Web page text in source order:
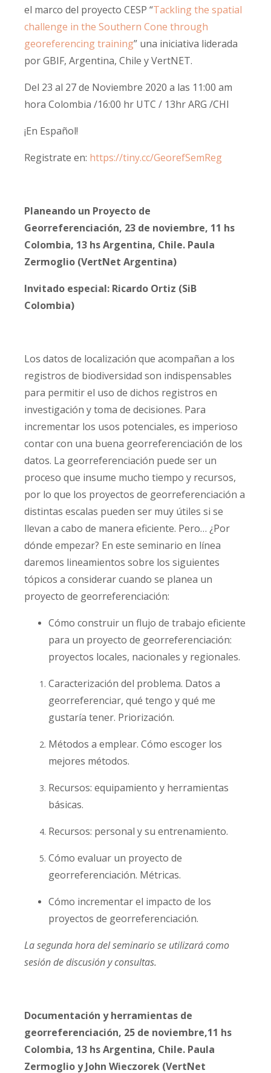
el marco del proyecto CESP “Tackling the spatial
challenge in the Southern Cone through
georeferencing training” una iniciativa liderada
por GBIF, Argentina, Chile y VertNET.
Del 23 al 27 de Noviembre 2020 a las 11:00 am
hora Colombia /16:00 hr UTC / 13hr ARG /CHI
¡En Español!
Registrate en: https://tiny.cc/GeorefSemReg
Planeando un Proyecto de
Georreferenciación, 23 de noviembre, 11 hs
Colombia, 13 hs Argentina, Chile. Paula
Zermoglio (VertNet Argentina)
Invitado especial: Ricardo Ortiz (SiB
Colombia)
Los datos de localización que acompañan a los
registros de biodiversidad son indispensables
para permitir el uso de dichos registros en
investigación y toma de decisiones. Para
incrementar los usos potenciales, es imperioso
contar con una buena georreferenciación de los
datos. La georreferenciación puede ser un
proceso que insume mucho tiempo y recursos,
por lo que los proyectos de georreferenciación a
distintas escalas pueden ser muy útiles si se
llevan a cabo de manera eficiente. Pero… ¿Por
dónde empezar? En este seminario en línea
daremos lineamientos sobre los siguientes
tópicos a considerar cuando se planea un
proyecto de georreferenciación:
Cómo construir un flujo de trabajo eficiente
para un proyecto de georreferenciación:
proyectos locales, nacionales y regionales.
Caracterización del problema. Datos a
georreferenciar, qué tengo y qué me
gustaría tener. Priorización.
Métodos a emplear. Cómo escoger los
mejores métodos.
Recursos: equipamiento y herramientas
básicas.
Recursos: personal y su entrenamiento.
Cómo evaluar un proyecto de
georreferenciación. Métricas.
Cómo incrementar el impacto de los
proyectos de georreferenciación.
La segunda hora del seminario se utilizará como
sesión de discusión y consultas.
Documentación y herramientas de
georreferenciación, 25 de noviembre,11 hs
Colombia, 13 hs Argentina, Chile. Paula
Zermoglio y John Wieczorek (VertNet